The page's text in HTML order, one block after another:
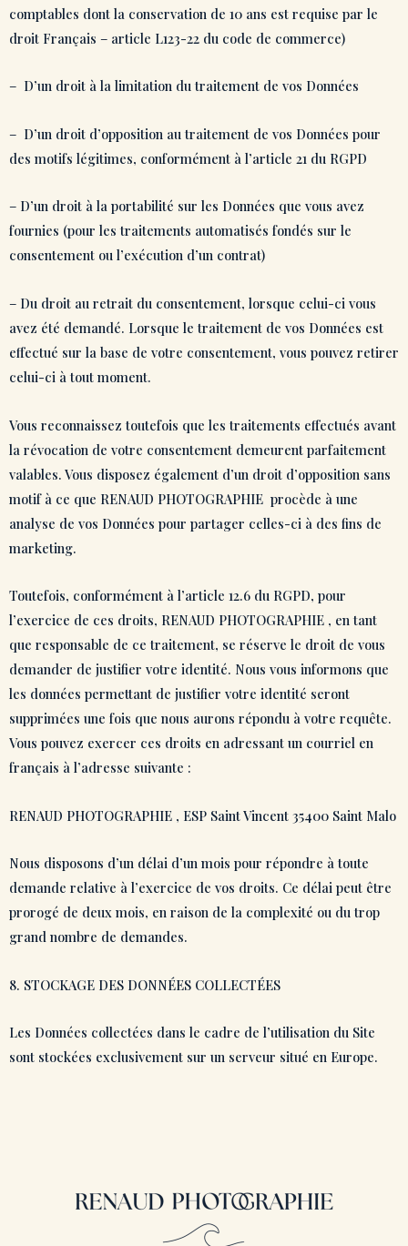
comptables dont la conservation de 10 ans est requise par le
droit Français – article L123-22 du code de commerce)
– D’un droit à la limitation du traitement de vos Données
– D’un droit d’opposition au traitement de vos Données pour
des motifs légitimes, conformément à l’article 21 du RGPD
– D’un droit à la portabilité sur les Données que vous avez
fournies (pour les traitements automatisés fondés sur le
consentement ou l’exécution d’un contrat)
– Du droit au retrait du consentement, lorsque celui-ci vous
avez été demandé. Lorsque le traitement de vos Données est
effectué sur la base de votre consentement, vous pouvez retirer
celui-ci à tout moment.
Vous reconnaissez toutefois que les traitements effectués avant
la révocation de votre consentement demeurent parfaitement
valables. Vous disposez également d’un droit d’opposition sans
motif à ce que RENAUD PHOTOGRAPHIE procède à une
analyse de vos Données pour partager celles-ci à des fins de
marketing.
Toutefois, conformément à l’article 12.6 du RGPD, pour
l’exercice de ces droits, RENAUD PHOTOGRAPHIE , en tant
que responsable de ce traitement, se réserve le droit de vous
demander de justifier votre identité. Nous vous informons que
les données permettant de justifier votre identité seront
supprimées une fois que nous aurons répondu à votre requête.
Vous pouvez exercer ces droits en adressant un courriel en
français à l’adresse suivante :
RENAUD PHOTOGRAPHIE , ESP Saint Vincent 35400 Saint Malo
Nous disposons d’un délai d’un mois pour répondre à toute
demande relative à l’exercice de vos droits. Ce délai peut être
prorogé de deux mois, en raison de la complexité ou du trop
grand nombre de demandes.
8. STOCKAGE DES DONNÉES COLLECTÉES
Les Données collectées dans le cadre de l’utilisation du Site
sont stockées exclusivement sur un serveur situé en Europe.